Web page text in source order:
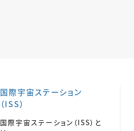
国際宇宙ステーション
（ISS）
国際宇宙ステーション（ISS）と